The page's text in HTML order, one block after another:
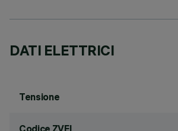
DATI ELETTRICI
Tensione
Codice ZVEI